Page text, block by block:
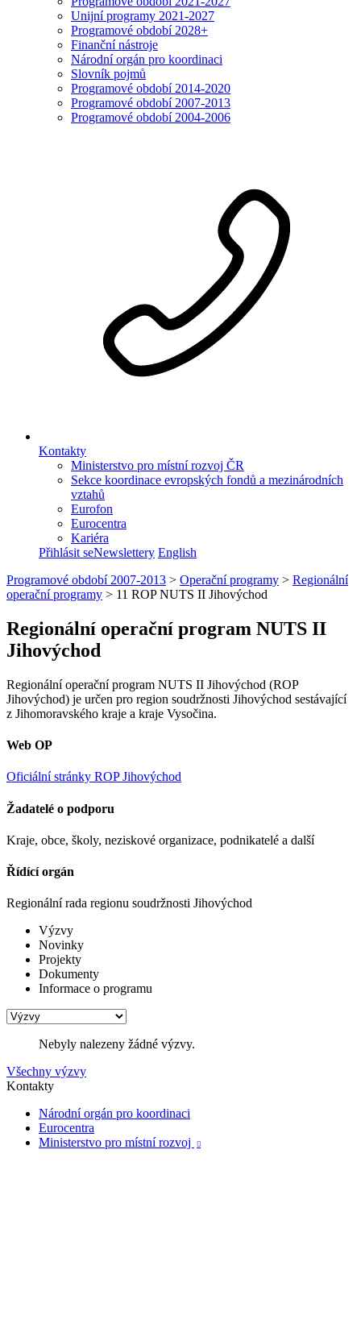
Unijní programy 2021-2027
Programové období 2028+
Finanční nástroje
Národní orgán pro koordinaci
Slovník pojmů
Programové období 2014-2020
Programové období 2007-2013
Programové období 2004-2006
Kontakty
Ministerstvo pro místní rozvoj ČR
Sekce koordinace evropských fondů a mezinárodních
vztahů
Eurofon
Eurocentra
Kariéra
Přihlásit seNewslettery English
Programové období 2007-2013 > Operační programy > Regionální
operační programy > 11 ROP NUTS II Jihovýchod
Regionální operační program NUTS II
Jihovýchod
Regionální operační program NUTS II Jihovýchod (ROP
Jihovýchod) je určen pro region soudržnosti Jihovýchod sestávající
z Jihomoravského kraje a kraje Vysočina.
Web OP
Oficiální stránky ROP Jihovýchod
Žadatelé o podporu
Kraje, obce, školy, neziskové organizace, podnikatelé a další
Řídící orgán
Regionální rada regionu soudržnosti Jihovýchod
Výzvy
Novinky
Projekty
Dokumenty
Informace o programu
Nebyly nalezeny žádné výzvy.
Všechny výzvy
Kontakty
Národní orgán pro koordinaci
Eurocentra
Ministerstvo pro místní rozvoj
